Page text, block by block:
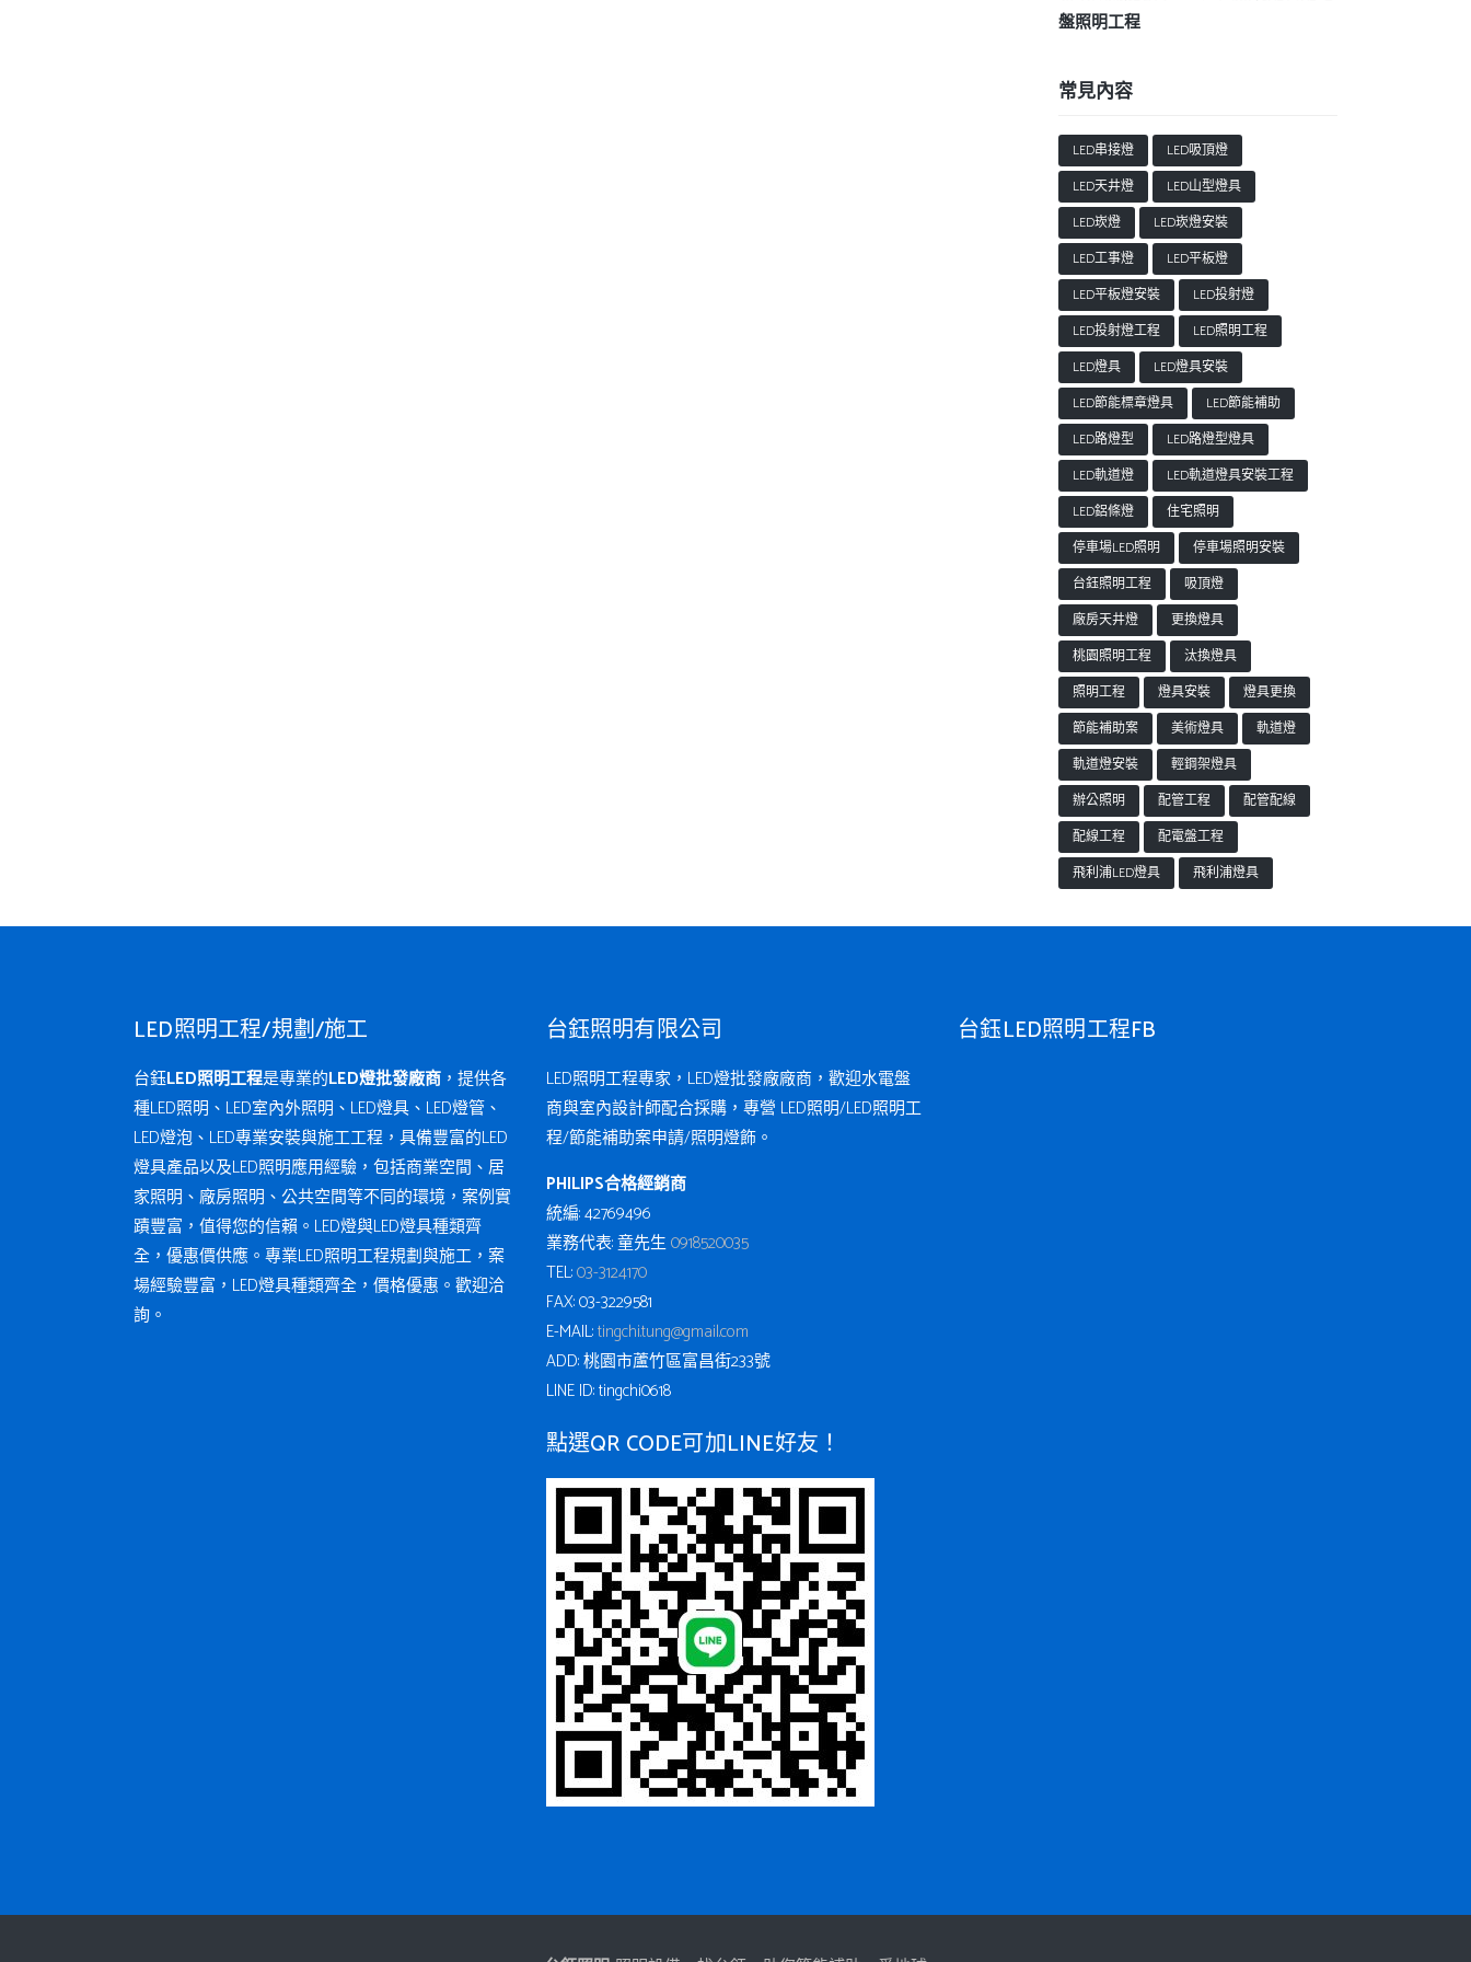
盤照明工程
常見內容
LED串接燈
LED吸頂燈
LED天井燈
LED山型燈具
LED崁燈
LED崁燈安裝
LED工事燈
LED平板燈
LED平板燈安裝
LED投射燈
LED投射燈工程
LED照明工程
LED燈具
LED燈具安裝
LED節能標章燈具
LED節能補助
LED路燈型
LED路燈型燈具
LED軌道燈
LED軌道燈具安裝工程
LED鋁條燈
住宅照明
停車場LED照明
停車場照明安裝
台鈺照明工程
吸頂燈
廠房天井燈
更換燈具
桃園照明工程
汰換燈具
照明工程
燈具安裝
燈具更換
節能補助案
美術燈具
軌道燈
軌道燈安裝
輕鋼架燈具
辦公照明
配管工程
配管配線
配線工程
配電盤工程
飛利浦LED燈具
飛利浦燈具
LED照明工程/規劃/施工
台鈺LED照明工程是專業的LED燈批發廠商 ，提供各
種LED照明、LED室內外照明、LED燈具、LED燈管、
LED燈泡、LED專業安裝與施工工程，具備豐富的LED
燈具產品以及LED照明應用經驗，包括商業空間、居
家照明、廠房照明、公共空間等不同的環境，案例實
蹟豐富，值得您的信賴。LED燈與LED燈具種類齊
全，優惠價供應。專業LED照明工程規劃與施工，案
場經驗豐富，LED燈具種類齊全，價格優惠。歡迎洽
詢。
台鈺照明有限公司
LED照明工程專家，LED燈批發廠廠商，歡迎水電盤
商與室內設計師配合採購，專營 LED照明/LED照明工
程/節能補助案申請/照明燈飾。
PHILIPS合格經銷商
統編: 42769496
業務代表: 童先生0918520035
TEL:03-3124170
FAX: 03-3229581
E-MAIL:tingchi.tung@gmail.com
ADD: 桃園市蘆竹區富昌街233號
LINE ID: tingchi0618
點選QR CODE可加LINE好友！
台鈺LED照明工程FB